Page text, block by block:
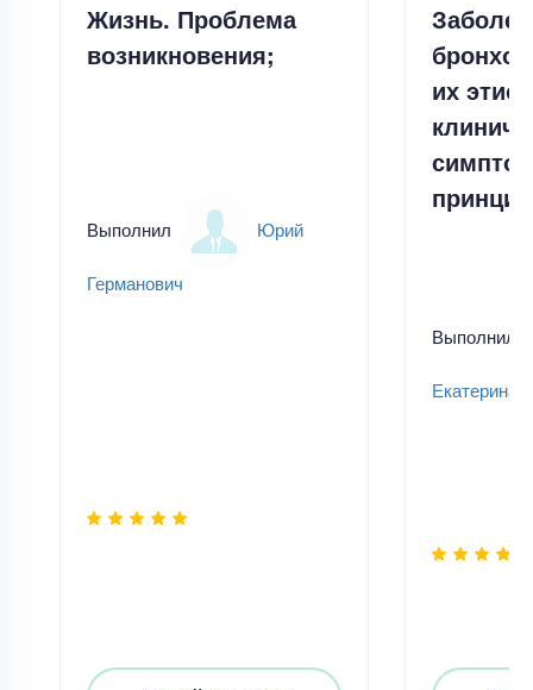
Жизнь. Проблема
возникновения;
Выполнил Юрий
Германович
их
Выполнил
Екатерина